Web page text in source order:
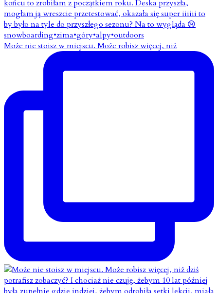
Może nie stoisz w miejscu. Może robisz więcej, niż